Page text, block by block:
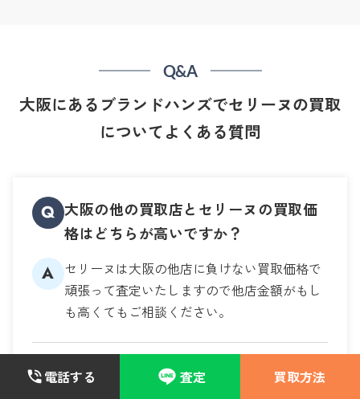
電話する 査定 買取方法
Q&A
大阪にあるブランドハンズでセリーヌの買取
についてよくある質問
Q 大阪の他の買取店とセリーヌの買取価
格はどちらが高いですか？
A
セリーヌは大阪の他店に負けない買取価格で
頑張って査定いたしますので他店金額がもし
も高くてもご相談ください。
Q 古いセリーヌのバッグでも買取できま